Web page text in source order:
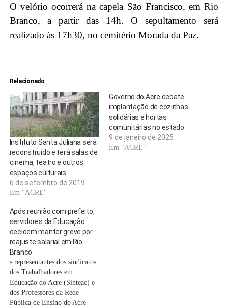
O velório ocorrerá na capela São Francisco, em Rio
Branco, a partir das 14h. O sepultamento será
realizado às 17h30, no cemitério Morada da Paz.
Relacionado
Instituto Santa Juliana será
reconstruído e terá salas de
cinema, teatro e outros
espaços culturais
6 de setembro de 2019
Em "ACRE"
Governo do Acre debate
implantação de cozinhas
solidárias e hortas
comunitárias no estado
9 de janeiro de 2025
Em "ACRE"
Após reunião com prefeito,
servidores da Educação
decidem manter greve por
reajuste salarial em Rio
Branco
s representantes dos sindicatos
dos Trabalhadores em
Educação do Acre (Sinteac) e
dos Professores da Rede
Pública de Ensino do Acre